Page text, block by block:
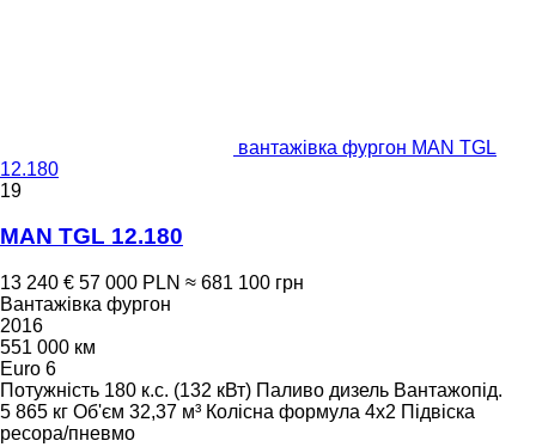
вантажівка фургон MAN TGL
12.180
19
MAN TGL 12.180
13 240 € 57 000 PLN ≈ 681 100 грн
Вантажівка фургон
2016
551 000 км
Euro 6
Потужність 180 к.с. (132 кВт) Паливо дизель Вантажопід.
5 865 кг Об'єм 32,37 м³ Колісна формула 4x2 Підвіска
ресора/пневмо